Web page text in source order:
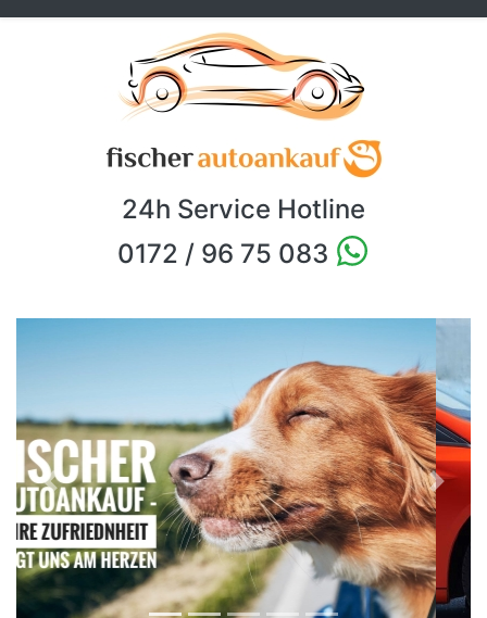
24h Service Hotline
0172 / 96 75 083
Previous Next